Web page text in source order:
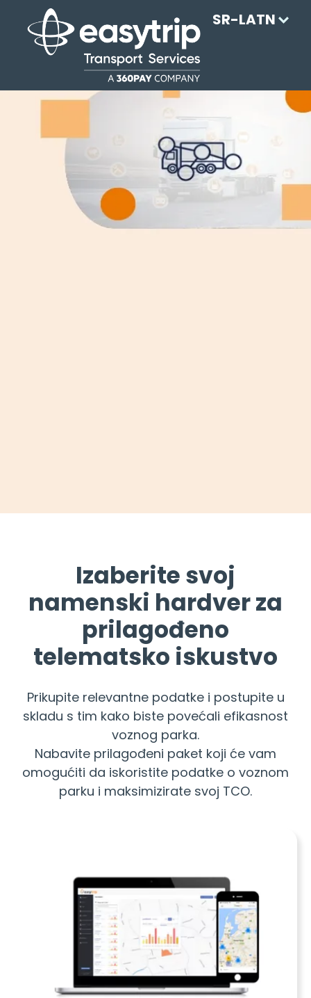
SR-LATN
Prilagođene opcije
telematike
Izaberite funkcije koje se primenjuju za vaše
kamione, prikolice i vozače iz skupa hardvera
Izaberite svoj
namenski hardver za
prilagođeno
telematsko iskustvo
Prikupite relevantne podatke i postupite u
skladu s tim kako biste povećali efikasnost
voznog parka.
Nabavite prilagođeni paket koji će vam
omogućiti da iskoristite podatke o voznom
parku i maksimizirate svoj TCO.